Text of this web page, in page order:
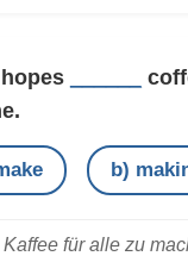
b)
für alle zu